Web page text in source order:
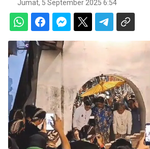
Jumat, 5 September 2025 6:54